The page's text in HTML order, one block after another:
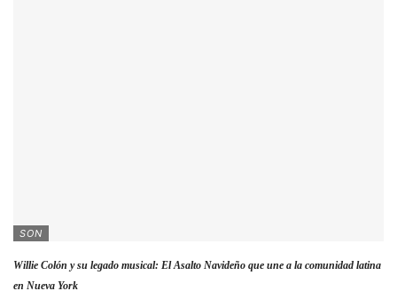
SON
Willie Colón y su legado musical: El Asalto Navideño que une a la comunidad latina
en Nueva York